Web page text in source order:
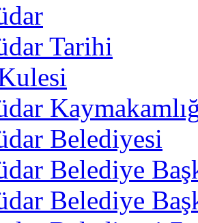
Tarihi
Belediyesi
Belediye
Belediye